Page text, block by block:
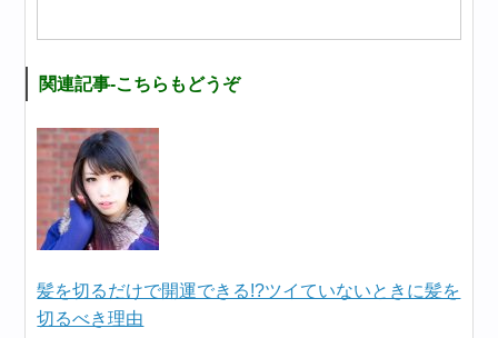
関連記事-こちらもどうぞ
髪を切るだけで開運できる!?ツイていないときに髪を
切るべき理由